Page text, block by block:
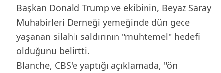
Başkan Donald Trump ve ekibinin, Beyaz Saray
Muhabirleri Derneği yemeğinde dün gece
yaşanan silahlı saldırının "muhtemel" hedefi
olduğunu belirtti.
Blanche, CBS'e yaptığı açıklamada, "ön